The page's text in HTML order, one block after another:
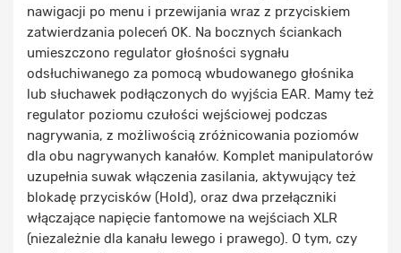
nawigacji po menu i przewijania wraz z przyciskiem
zatwierdzania poleceń OK. Na bocznych ściankach
umieszczono regulator głośności sygnału
odsłuchiwanego za pomocą wbudowanego głośnika
lub słuchawek podłączonych do wyjścia EAR. Mamy też
regulator poziomu czułości wejściowej podczas
nagrywania, z możliwością zróżnicowania poziomów
dla obu nagrywanych kanałów. Komplet manipulatorów
uzupełnia suwak włączenia zasilania, aktywujący też
blokadę przycisków (Hold), oraz dwa przełączniki
włączające napięcie fantomowe na wejściach XLR
(niezależnie dla kanału lewego i prawego). O tym, czy